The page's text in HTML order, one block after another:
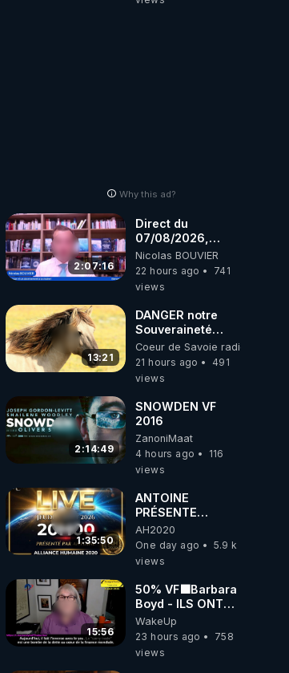
Why this ad?
2:07:16
Direct du
07/08/2026,
présenté par
Nicolas BOUVIER
Nicolas BOUVIER
22 hours ago
741
views
13:21
DANGER notre
Souveraineté
Alimentaire est
attaqué...
Coeur de Savoie radioweb TV
21 hours ago
491
views
2:14:49
SNOWDEN VF
2016
ZanoniMaat
4 hours ago
116
views
1:35:50
ANTOINE
PRÉSENTE
AH2020 LE LIVE
20H ***DU
06/08/2026***
AH2020
One day ago
5.9 k
views
15:56
50% VF🟩Barbara
Boyd - ILS ONT
MENTI SUR TOUT
-Jocelyne
Traduction
WakeUp
23 hours ago
758
views